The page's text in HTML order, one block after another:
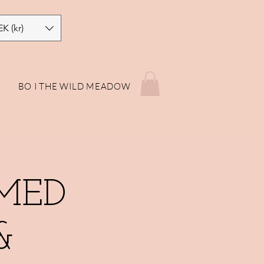
(kr)
BO I THE WILD MEADOW